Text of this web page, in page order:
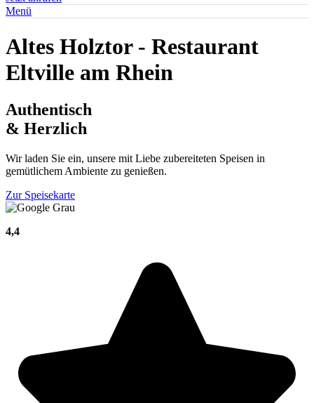
Menü
Altes Holztor - Restaurant
Eltville am Rhein
Authentisch
& Herzlich
Wir laden Sie ein, unsere mit Liebe zubereiteten Speisen in
gemütlichem Ambiente zu genießen.
Zur Speisekarte
4,4